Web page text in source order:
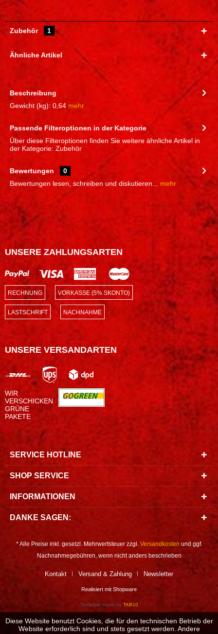
Zubehör 1
Ähnliche Artikel
Beschreibung
Gewicht (kg): 0,64 mehr
Passende Filteroptionen in der Kategorie
Über diese Filteroptionen finden Sie weitere ähnliche Artikel in
der Kategorie: Zubehör
Bewertungen
0
Bewertungen lesen, schreiben und diskutieren...
mehr
UNSERE ZAHLUNGSARTEN
RECHNUNG VORKASSE (5% SKONTO)
LASTSCHRIFT NACHNAHME
UNSERE VERSANDARTEN
WIR
VERSCHICKEN
GRÜNE
PAKETE
SERVICE HOTLINE
SHOP SERVICE
INFORMATIONEN
DANKE SAGEN:
* Alle Preise inkl. gesetzl. Mehrwertsteuer zzgl. Versandkosten und ggf.
Nachnahmegebühren, wenn nicht anders beschrieben
Kontakt Versand & Zahlung Newsletter
Realisiert mit Shopware
Template made by TAB10
Diese Website benutzt Cookies, die für den technischen Betrieb der
Website erforderlich sind und stets gesetzt werden. Andere